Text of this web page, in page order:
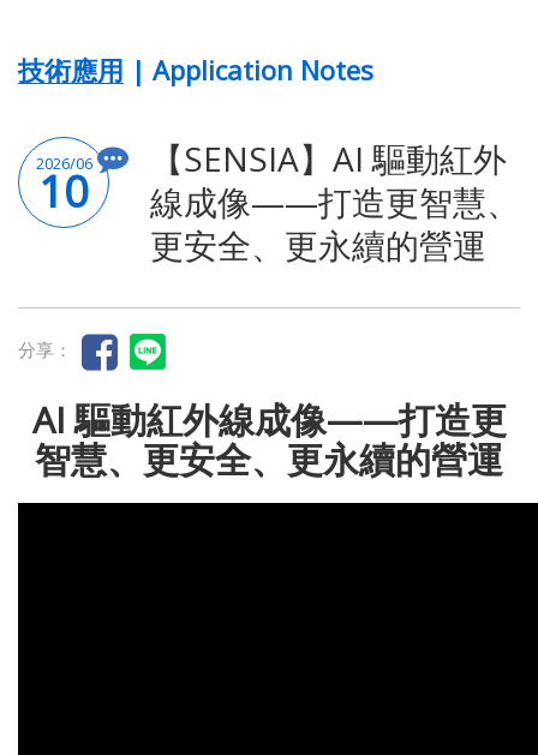
技術應用 | Application Notes
2026/06
10
【SENSIA】AI 驅動紅外
線成像——打造更智慧、
更安全、更永續的營運
分享：
AI 驅動紅外線成像——打造更
智慧、更安全、更永續的營運